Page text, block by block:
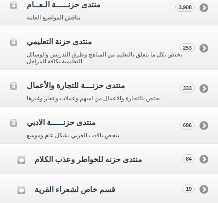
منتدى حزنـــــة الـعــام
يناقش المواضيع العامة
3,908
منتدى حزنة التعليمي
يختص بكل ما يتعلق بالتعليم من المناهج وطرق التدريس والوسائل
التعليمية بكافة المراحل
253
منتدى حزنـــة للتجارة والأعمال
يختص بالتجارة والاعمال من اسهم وعملات وعقار وغيرها
333
منتدى حزنـــــة الادبي
يتخص بالادب العربي بشكل عام وموسع
696
منتدى حزنه للخواطر وعذب الكلام 84
قسم خاص لشعراء القرية 19